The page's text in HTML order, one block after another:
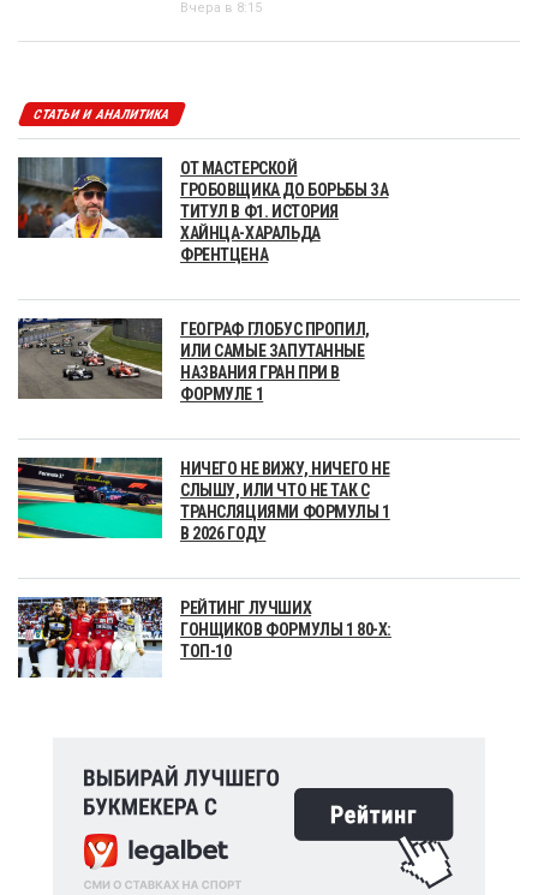
Вчера в 8:15
СТАТЬИ И АНАЛИТИКА
ОТ МАСТЕРСКОЙ
ГРОБОВЩИКА ДО БОРЬБЫ ЗА
ТИТУЛ В Ф1. ИСТОРИЯ
ХАЙНЦА-ХАРАЛЬДА
ФРЕНТЦЕНА
ГЕОГРАФ ГЛОБУС ПРОПИЛ,
ИЛИ САМЫЕ ЗАПУТАННЫЕ
НАЗВАНИЯ ГРАН ПРИ В
ФОРМУЛЕ 1
НИЧЕГО НЕ ВИЖУ, НИЧЕГО НЕ
СЛЫШУ, ИЛИ ЧТО НЕ ТАК С
ТРАНСЛЯЦИЯМИ ФОРМУЛЫ 1
В 2026 ГОДУ
РЕЙТИНГ ЛУЧШИХ
ГОНЩИКОВ ФОРМУЛЫ 1 80-Х:
ТОП-10